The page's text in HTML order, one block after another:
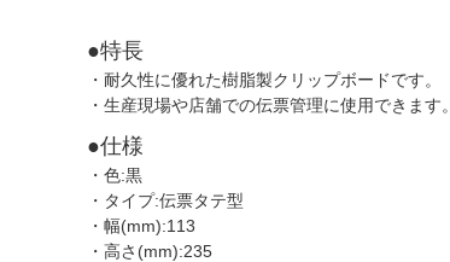
●特長
・耐久性に優れた樹脂製クリップボードです。
・生産現場や店舗での伝票管理に使用できます。
●仕様
・色:黒
・タイプ:伝票タテ型
・幅(mm):113
・高さ(mm):235